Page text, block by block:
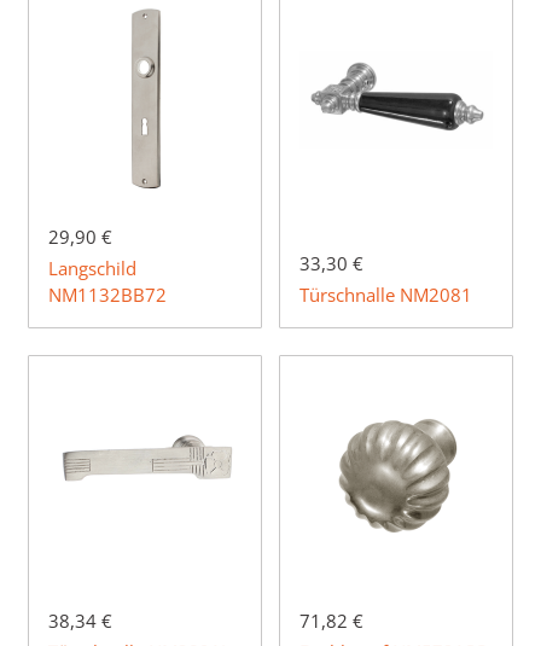
29,90 €
Langschild
NM1132BB72
33,30 €
Türschnalle NM2081
38,34 €
71,82 €